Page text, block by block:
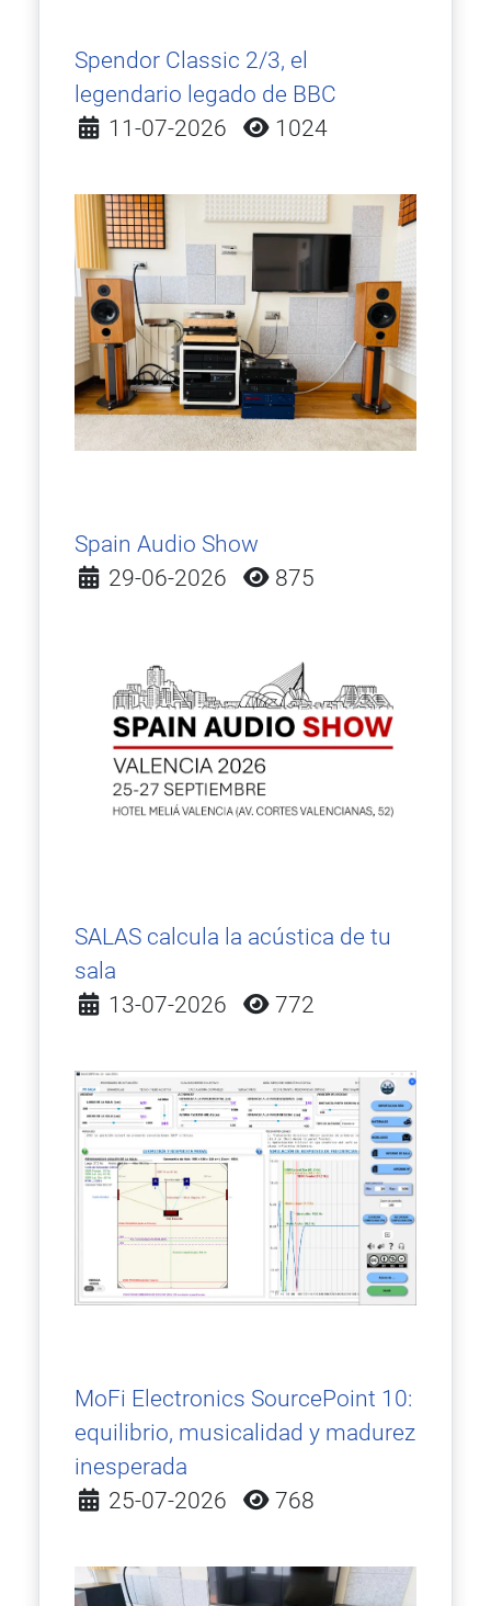
Spendor Classic 2/3, el
legendario legado de BBC
Detalles
11-07-2026 1024
Spain Audio Show
Detalles
29-06-2026 875
SALAS calcula la acústica de tu
sala
Detalles
13-07-2026 772
MoFi Electronics SourcePoint 10:
equilibrio, musicalidad y madurez
inesperada
Detalles
25-07-2026 768